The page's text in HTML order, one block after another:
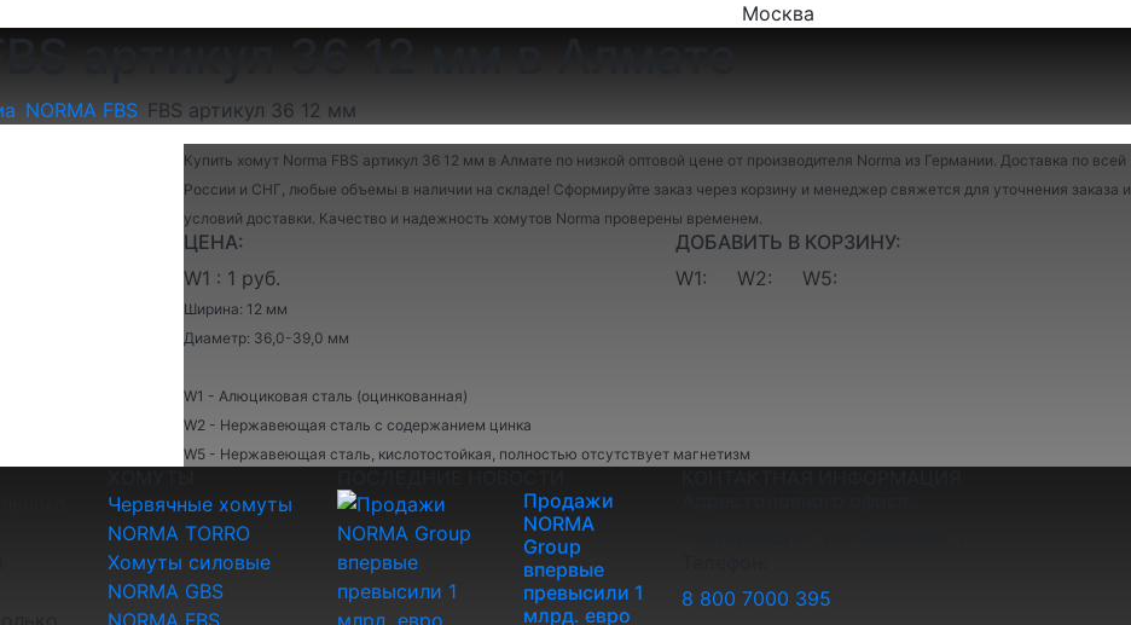
Москва
артикул 36 12 мм в Алмате
NORMA FBS FBS артикул 36 12 мм
Купить хомут Norma FBS артикул 36 12 мм в Алмате по низкой оптовой цене от производителя Norma из Германии. Доставка по всей
России и СНГ, любые объемы в наличии на складе! Сформируйте заказ через корзину и менеджер свяжется для уточнения заказа и
условий доставки. Качество и надежность хомутов Norma проверены временем.
ЦЕНА:
W1 : 1 руб.
ДОБАВИТЬ В КОРЗИНУ:
W1:
W2: W5:
Ширина: 12 мм
Диаметр: 36,0-39,0 мм
W1 - Алюциковая сталь (оцинкованная)
W2 - Нержавеющая сталь с содержанием цинка
W5 - Нержавеющая сталь, кислотостойкая, полностью отсутствует магнетизм
Червячные хомуты
NORMA TORRO
Хомуты силовые
NORMA GBS
NORMA FBS
Продажи
NORMA
Group
впервые
превысили 1
млрд. евро
8 800 7000 395